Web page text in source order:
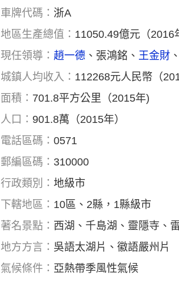
車牌代碼：浙A
地區生產總值： 11050.49億元（2016
現任領導： 趙一德 、張鴻銘、 王金財
城鎮人均收入： 112268元人民幣（
面積： 701.8平方公里（2015年)
人口：901.8萬（2015年）
電話區碼：0571
郵編區碼： 310000
行政類別：地級市
下轄地區： 10區、2縣，1縣級市
著名景點： 西湖、千島湖、靈隱寺、
地方方言： 吳語太湖片、徽語嚴州片
氣候條件： 亞熱帶季風性氣候